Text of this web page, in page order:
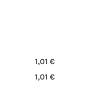
1,01 €
1,01 €